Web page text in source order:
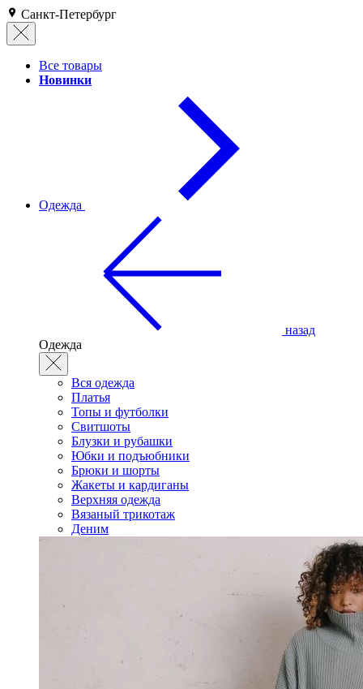
Санкт-Петербург
Все товары
Новинки
Одежда
назад
Одежда
Вся одежда
Платья
Топы и футболки
Свитшоты
Блузки и рубашки
Юбки и подъюбники
Брюки и шорты
Жакеты и кардиганы
Верхняя одежда
Вязаный трикотаж
Деним